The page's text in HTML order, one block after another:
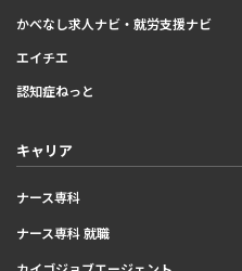
かべなし求人ナビ・就労支援ナビ
エイチエ
認知症ねっと
キャリア
ナース専科
ナース専科 就職